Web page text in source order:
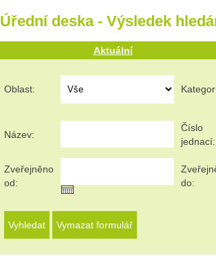
Úřední deska - Výsledek
Aktuální
Oblast:
Název:
Číslo
jednací:
Zveřejněno
od:
do: